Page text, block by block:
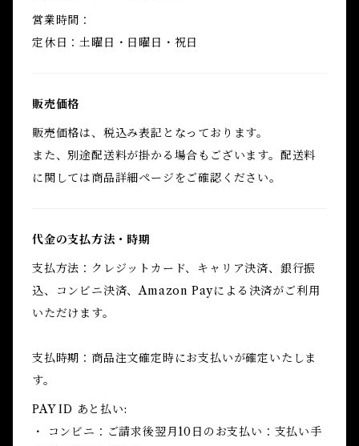
営業時間：
定休日：土曜日・日曜日・祝日
販売価格
販売価格は、税込み表記となっております。
また、別途配送料が掛かる場合もございます。配送料
に関しては商品詳細ページをご確認ください。
代金の支払方法・時期
支払方法：クレジットカード、キャリア決済、銀行振
込、コンビニ決済、Amazon Payによる決済がご利用
いただけます。
支払時期：商品注文確定時にお支払いが確定いたしま
す。
PAY ID あと払い:
・ コンビニ：ご請求後翌月10日のお支払い：支払い手